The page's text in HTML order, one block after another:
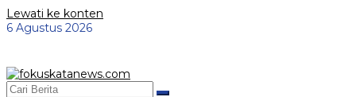
Lewati ke konten
6 Agustus 2026